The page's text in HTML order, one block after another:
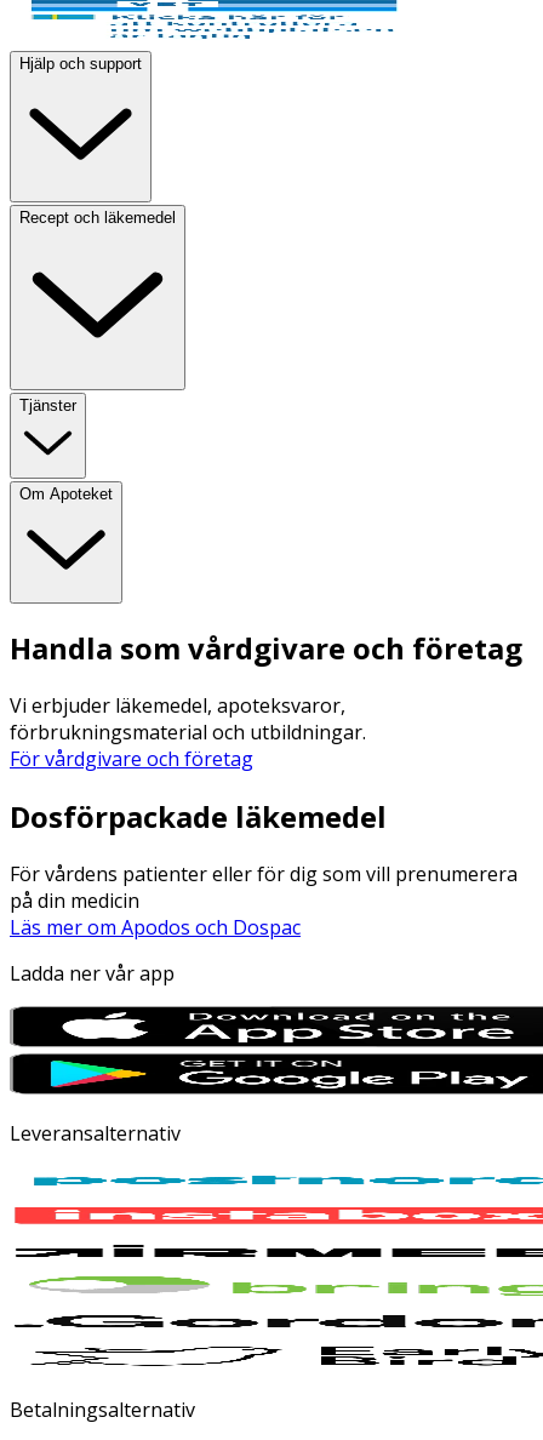
Hjälp och support
Recept och läkemedel
Tjänster
Om Apoteket
Handla som vårdgivare och företag
Vi erbjuder läkemedel, apoteksvaror,
förbrukningsmaterial och utbildningar.
För vårdgivare och företag
Dosförpackade läkemedel
För vårdens patienter eller för dig som vill prenumerera
på din medicin
Läs mer om Apodos och Dospac
Ladda ner vår app
Leveransalternativ
Betalningsalternativ